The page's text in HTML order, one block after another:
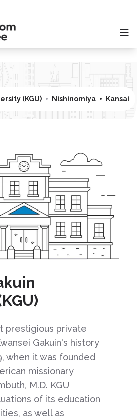
(KGU) Nishinomiya Kansai
prestigious private
Gakuin's history
when it was founded
missionary
M.D. KGU
of its education
as well as